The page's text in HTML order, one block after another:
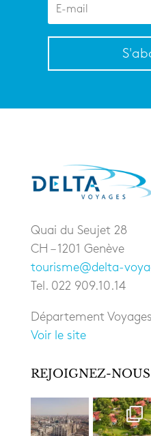
Quai du Seujet 28
CH – 1201 Genève
tourisme@delta-
Tel. 022 909.10.14
Département
Voir le site
REJOIGNEZ-NOUS